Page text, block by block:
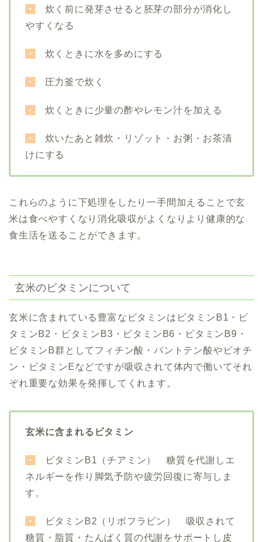
・
炊く前に発芽させると胚芽の部分が消化し
やすくなる
・ 炊くときに水を多めにする
・ 圧力釜で炊く
・ 炊くときに少量の酢やレモン汁を加える
・
炊いたあと雑炊・リゾット・お粥・お茶漬
けにする
これらのように下処理をしたり一手間加えることで玄
米は食べやすくなり消化吸収がよくなりより健康的な
食生活を送ることができます。
玄米のビタミンについて
玄米に含まれている豊富なビタミンはビタミンB1・ビ
タミンB2・ビタミンB3・ビタミンB6・ビタミンB9・
ビタミンB群としてフィチン酸・パントテン酸やビオチ
ン・ビタミンEなどですが吸収されて体内で働いてそれ
ぞれ重要な効果を発揮してくれます。
玄米に含まれるビタミン
・ ビタミンB1（チアミン）糖質を代謝しエ
ネルギーを作り脚気予防や疲労回復に寄与しま
す。
・
ビタミンB2（リボフラビン） 吸収されて
糖質・脂質・たんぱく質の代謝をサポートし皮